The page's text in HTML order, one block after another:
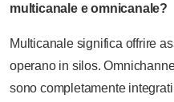
multicanale e omnicanale?
Multicanale significa offrire
operano in silos.
sono completamente